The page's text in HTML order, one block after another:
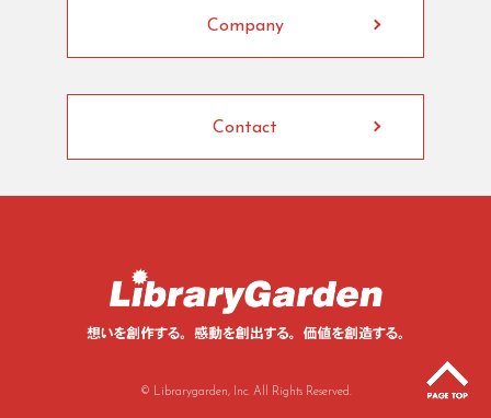
Company
Contact
© Librarygarden, Inc. All Rights Reserved.